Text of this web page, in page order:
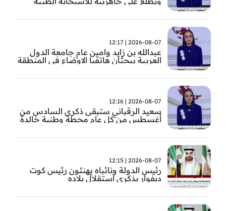
2026-08-07 | 12:17
عبدالله بن زايد وامين عام جامعة الدول
العربية يبحثان هاتفيا الاوضاع في المنطقة
2026-08-07 | 12:16
سعيد الرقباني ستبقى ذكرى السادس من
أغسطس من كل عام محطة وطنية خالدة
الوالد المؤسس
2026-08-07 | 12:15
رئيس الدولة ونائباه يهنئون رئيس كوت
ديفوار بذكرى استقلال بلاده